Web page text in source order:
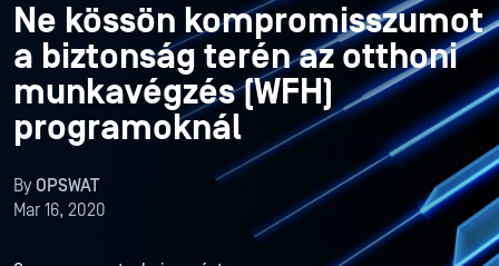
Ne kössön kompromisszumot
a biztonság terén az otthoni
munkavégzés (WFH)
programoknál
ByOPSWAT
Mar 16, 2020